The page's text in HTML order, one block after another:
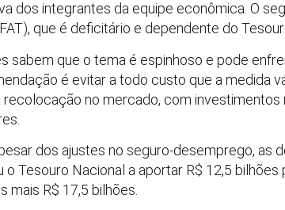
dos integrantes da equipe econômica. O
que é deficitário e dependente do
sabem que o tema é espinhoso e pode
é evitar a todo custo que a medida
no mercado, com investimentos
dos ajustes no seguro-desemprego, as
o Tesouro Nacional a aportar R$ 12,5
mais R$ 17,5 bilhões.